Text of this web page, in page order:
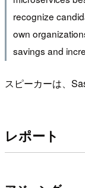
recognize
own
savings and
スピーカーは、
レポート